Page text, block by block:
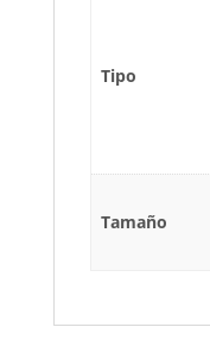
Tipo
Tamaño